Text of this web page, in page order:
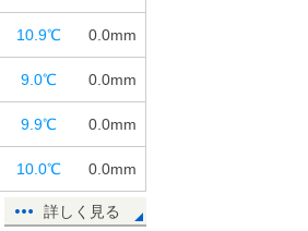
30℃超え続出 今
チェックや熱中
30℃超え 都心は
今日5月17日(日)
10.9℃ 0.0mm
9.0℃ 0.0mm
9.9℃ 0.0mm
10.0℃ 0.0mm
詳しく見る